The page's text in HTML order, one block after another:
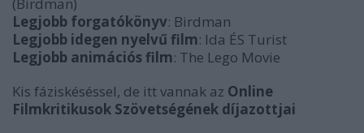
(Birdman)
Legjobb forgatókönyv: Birdman
Legjobb idegen nyelvű film: Ida ÉS Turist
Legjobb animációs film: The Lego Movie
Kis fáziskéséssel, de itt vannak az Online
Filmkritikusok Szövetségének díjazottjai